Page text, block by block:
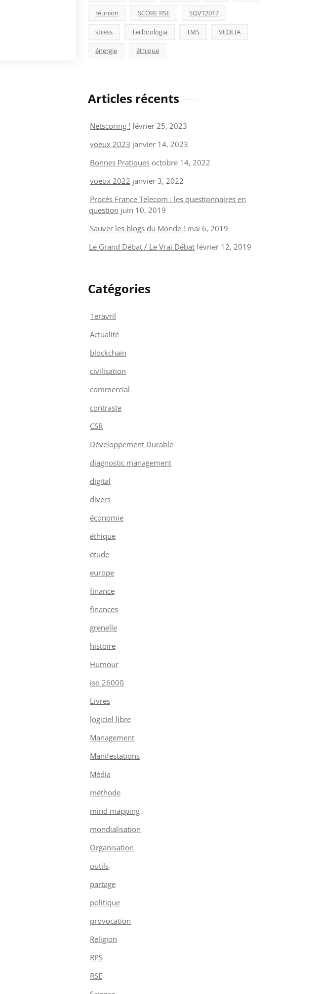
réunion SCORE RSE SQVT2017
stress Technologia TMS VEOLIA
énergie éthique
Articles récents
Netscoring ! février 25, 2023
voeux 2023 janvier 14, 2023
Bonnes Pratiques octobre 14, 2022
voeux 2022 janvier 3, 2022
Procès France Telecom : les questionnaires en
question juin 10, 2019
Sauver les blogs du Monde ! mai 6, 2019
Le Grand Débat / Le Vrai Débat février 12, 2019
Catégories
1eravril
Actualité
blockchain
civilisation
commercial
contraste
CSR
Développement Durable
diagnostic management
digital
divers
économie
éthique
étude
europe
finance
finances
grenelle
histoire
Humour
iso 26000
Livres
logiciel libre
Management
Manifestations
Média
méthode
mind mapping
mondialisation
Organisation
outils
partage
politique
provocation
Religion
RPS
RSE